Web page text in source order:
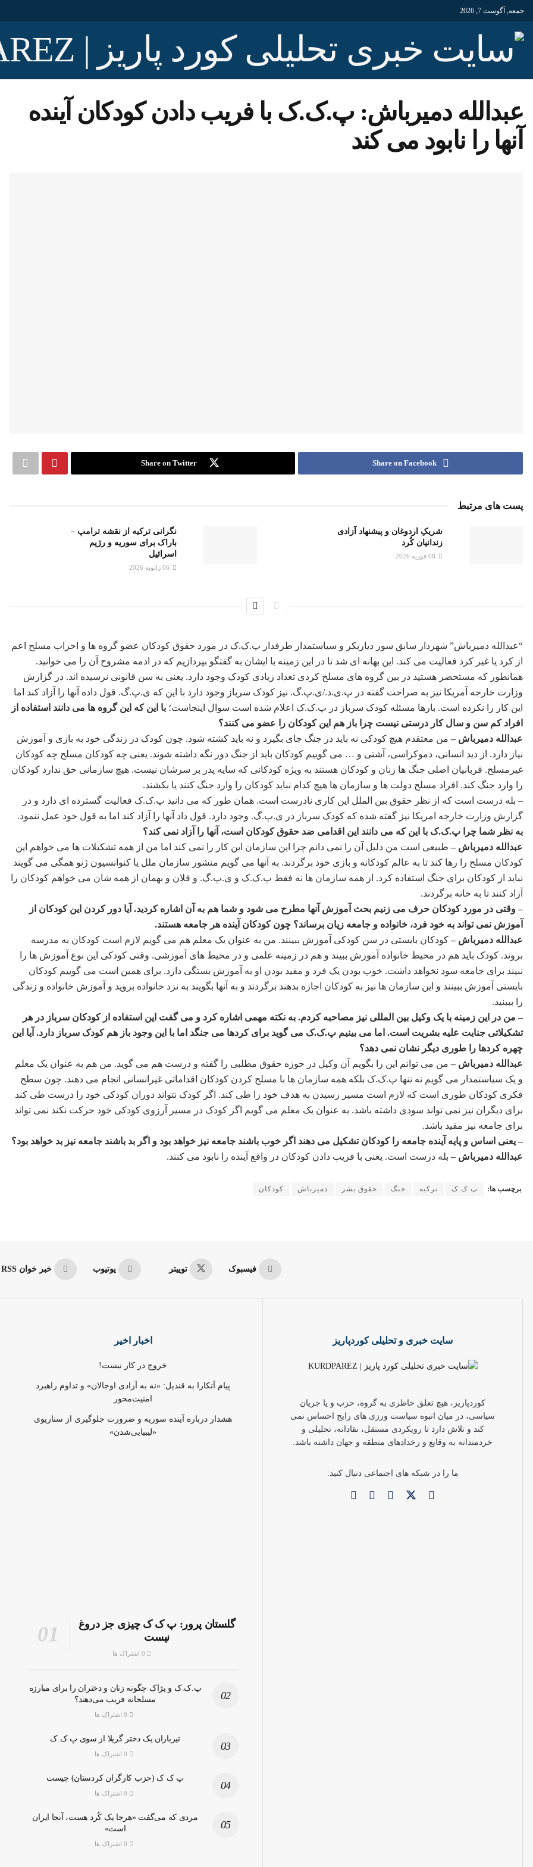
جمعه, آگوست 7, 2026
عبدالله دمیرباش: پ.ک.ک با فریب دادن کودکان آینده
آنها را نابود می کند
Share on Facebook
Share on Twitter
پست های مرتبط
شریکِ اردوغان و پیشنهاد آزادی
زندانیان کُرد
نگرانی ترکیه از نقشه ترامپ –
باراک برای سوریه و رژیم
اسرائیل
“عبدالله دمیرباش” شهردار سابق سور دیاربکر و سیاستمدار طرفدار پ.ک.ک در مورد حقوق کودکان عضو گروه ها و احزاب مسلح اعم
از کرد یا غیر کرد فعالیت می کند. این بهانه ای شد تا در این زمینه با ایشان به گفتگو بپردازیم که در ادمه مشروح آن را می خوانید.
همانطور که مستحضر هستید در بین گروه های مسلح کردی تعداد زیادی کودک وجود دارد. یعنی به سن قانونی نرسیده اند. در گزارش
وزارت خارجه آمریکا نیز به صراحت گفته در پ.ی.د./ی.پ.گ. نیز کودک سرباز وجود دارد با این که ی.پ.گ. قول داده آنها را آزاد کند اما
این کار را نکرده است. بارها مسئله کودک سرباز در پ.ک.ک اعلام شده است سوال اینجاست؛ با این که این گروه ها می دانند استفاده از
افراد کم سن و سال کار درستی نیست چرا باز هم این کودکان را عضو می کنند؟
عبدالله دمیرباش – من معتقدم هیچ کودکی نه باید در جنگ جای بگیرد و نه باید کشته شود. چون کودک در زندگی خود به بازی و آموزش
نیاز دارد. از دید انسانی، دموکراسی، آشتی و … می گوییم کودکان باید از جنگ دور نگه داشته شوند. یعنی چه کودکان مسلح چه کودکان
غیرمسلح. قربانیان اصلی جنگ ها زنان و کودکان هستند به ویژه کودکانی که سایه پدر بر سرشان نیست. هیچ سازمانی حق ندارد کودکان
را وارد جنگ کند. افراد مسلح دولت ها و سازمان ها هیچ کدام نباید کودکان را وارد جنگ کنند یا بکشند.
– بله درست است که از نظر حقوق بین الملل این کاری نادرست است. همان طور که می دانید پ.ک.ک فعالیت گسترده ای دارد و در
گزارش وزارت خارجه امریکا نیز گفته شده که کودک سرباز در ی.پ.گ. وجود دارد. قول داد آنها را آزاد کند اما به قول خود عمل ننمود.
به نظر شما چرا پ.ک.ک با این که می دانند این اقدامی ضد حقوق کودکان است، آنها را آزاد نمی کند؟
عبدالله دمیرباش – طبیعی است من دلیل آن را نمی دانم چرا این سازمان این کار را نمی کند اما من از همه تشکیلات ها می خواهم این
کودکان مسلح را رها کند تا به عالم کودکانه و بازی خود برگردند. به آنها می گویم منشور سازمان ملل یا کنوانسیون ژنو همگی می گویند
نباید از کودکان برای جنگ استفاده کرد. از همه سازمان ها نه فقط پ.ک.ک و ی.پ.گ. و فلان و بهمان از همه شان می خواهم کودکان را
آزاد کنند تا به خانه برگردند.
– وقتی در مورد کودکان حرف می زنیم بحث آموزش آنها مطرح می شود و شما هم به آن اشاره کردید. آیا دور کردن این کودکان از
آموزش نمی تواند به خود فرد، خانواده و جامعه زیان برساند؟ چون کودکان آینده هر جامعه هستند.
عبدالله دمیرباش – کودکان بایستی در سن کودکی آموزش ببینند. من به عنوان یک معلم هم می گویم لازم است کودکان به مدرسه
بروند. کودک باید هم در محیط خانواده آموزش ببیند و هم در زمینه علمی و در محیط های آموزشی. وقتی کودکی این نوع آموزش ها را
نبیند برای جامعه سود نخواهد داشت. خوب بودن یک فرد و مفید بودن او به آموزش بستگی دارد. برای همین است می گوییم کودکان
بایستی آموزش ببینند و این سازمان ها نیز به کودکان اجازه بدهند برگردند و به آنها بگویند به نزد خانواده بروید و آموزش خانواده و زندگی
را ببینید.
– من در این زمینه با یک وکیل بین المللی نیز مصاحبه کردم. به نکته مهمی اشاره کرد و می گفت این استفاده از کودکان سرباز در هر
تشکیلاتی جنایت علیه بشریت است. اما می بینیم پ.ک.ک می گوید برای کردها می جنگد اما با این وجود باز هم کودک سرباز دارد. آیا این
چهره کردها را طوری دیگر نشان نمی دهد؟
عبدالله دمیرباش – من می توانم این را بگویم آن وکیل در حوزه حقوق مطلبی را گفته و درست هم می گوید. من هم به عنوان یک معلم
و یک سیاستمدار می گویم نه تنها پ.ک.ک بلکه همه سازمان ها با مسلح کردن کودکان اقداماتی غیرانسانی انجام می دهند. چون سطح
فکری کودکان طوری است که لازم است مسیر رسیدن به هدف خود را طی کند. اگر کودک نتواند دوران کودکی خود را درست طی کند
برای دیگران نیز نمی تواند سودی داشته باشد. به عنوان یک معلم می گویم اگر کودک در مسیر آرزوی کودکی خود حرکت نکند نمی تواند
برای جامعه نیز مفید باشد.
– یعنی اساس و پایه آینده جامعه را کودکان تشکیل می دهند اگر خوب باشند جامعه نیز خواهد بود و اگر بد باشند جامعه نیز بد خواهد بود؟
عبدالله دمیرباش – بله درست است. یعنی با فریب دادن کودکان در واقع آینده را نابود می کنند.
برچسب ها: پ ک ک ترکیه جنگ حقوق بشر دمیرباش کودکان
فیسبوک توییتر یوتیوب خبر خوان RSS
سایت خبری و تحلیلی کوردپاریز
کوردپاریز، هیچ تعلق خاطری به گروه، حزب و یا جریان
سیاسی، در میان انبوه سیاست ورزی های رایج احساس نمی
کند و تلاش دارد تا رویکردی مستقل، نقادانه، تحلیلی و
خردمندانه به وقایع و رخدادهای منطقه و جهان داشته باشد.
ما را در شبکه های اجتماعی دنبال کنید:
اخبار اخیر
خروج در کار نیست!
پیام آنکارا به قندیل: «نه به آزادی اوجالان» و تداوم راهبرد
امنیت‌محور
هشدار درباره آینده سوریه و ضرورت جلوگیری از سناریوی
«لیبیایی‌شدن»
گلستان پرور: پ ک ک چیزی جز دروغ
نیست
پ.ک.ک و پژاک چگونه زنان و دختران را برای مبارزه
مسلحانه فریب می‌دهند؟
تیرباران یک دختر گریلا از سوی پ.ک.ک
پ ک ک (حزب کارگران کردستان) چیست
مردی که می‌گفت «هرجا یک کُرد هست، آنجا ایران
است»